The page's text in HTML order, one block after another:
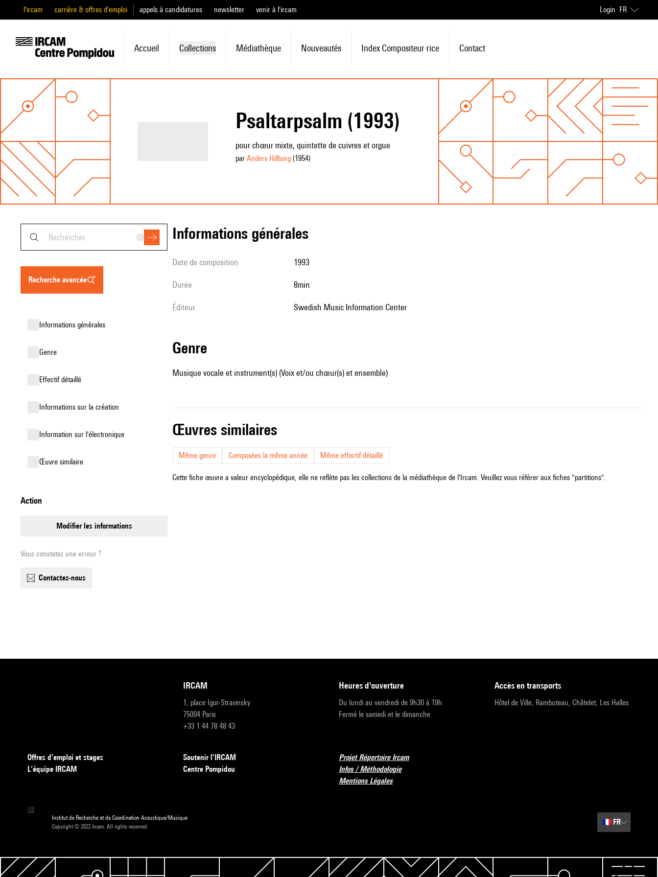
l'ircam carrière & offres d'emploi appels à candidatures newsletter venir à l'ircam Login FR
Accueil Collections Médiathèque Nouveautés Index Compositeur·rice Contact
Psaltarpsalm (1993)
pour chœur mixte, quintette de cuivres et orgue
par Anders Hillborg(1954)
recherche avancée
informations générales
genre
effectif détaillé
informations sur la création
Information sur l'électronique
œuvre similaire
action
modifier les informations
Vous constatez une erreur ?
contactez-nous
informations générales
date de composition 1993
durée 8min
éditeur Swedish Music Information Center
genre
Musique vocale et instrument(s) (Voix et/ou chœur(s) et ensemble)
œuvres similaires
Même genre Composées la même année Même effectif détaillé
Cette fiche œuvre a valeur encyclopédique, elle ne reflète pas les collections de la médiathèque de l'Ircam. Veuillez vous référer aux fiches "partitions".
IRCAM
1, place Igor-Stravinsky
75004 Paris
+33 1 44 78 48 43
heures d'ouverture
Du lundi au vendredi de 9h30 à 19h
Fermé le samedi et le dimanche
accès en transports
Hôtel de Ville, Rambuteau, Châtelet, Les Halles
Offres d’emploi et stages
L’équipe IRCAM
Soutenir l’IRCAM
Centre Pompidou
Projet Répertoire Ircam
Infos / Méthodologie
Mentions Légales
Institut de Recherche et de Coordination Acoustique/Musique
Copyright © 2022 Ircam. All rights reserved.
🇫🇷 FR